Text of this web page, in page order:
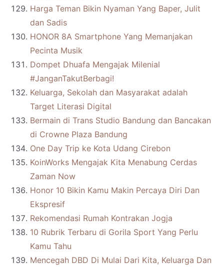
Harga Teman Bikin Nyaman Yang Baper, Julit
dan Sadis
HONOR 8A Smartphone Yang Memanjakan
Pecinta Musik
Dompet Dhuafa Mengajak Milenial
#JanganTakutBerbagi!
Keluarga, Sekolah dan Masyarakat adalah
Target Literasi Digital
Bermain di Trans Studio Bandung dan Bancakan
di Crowne Plaza Bandung
One Day Trip ke Kota Udang Cirebon
KoinWorks Mengajak Kita Menabung Cerdas
Zaman Now
Honor 10 Bikin Kamu Makin Percaya Diri Dan
Ekspresif
Rekomendasi Rumah Kontrakan Jogja
10 Rubrik Terbaru di Gorila Sport Yang Perlu
Kamu Tahu
Mencegah DBD Di Mulai Dari Kita, Keluarga Dan